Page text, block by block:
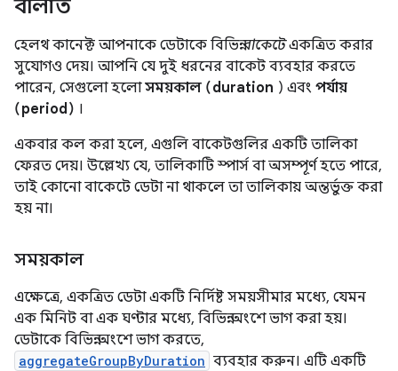
বালতি
হেলথ কানেক্ট আপনাকে ডেটাকে বিভিন্নবাকেটেএকত্রিত করার
সুযোগও দেয়। আপনি যে দুই ধরনের বাকেট ব্যবহার করতে
পারেন, সেগুলো হলোসময়কাল (duration ) এবং পর্যায়
(period) ।
একবার কল করা হলে, এগুলি বাকেটগুলির একটি তালিকা
ফেরত দেয়। উল্লেখ্য যে, তালিকাটি স্পার্স বা অসম্পূর্ণ হতে পারে,
তাই কোনো বাকেটে ডেটা না থাকলে তা তালিকায় অন্তর্ভুক্ত করা
হয় না।
সময়কাল
এক্ষেত্রে, একত্রিত ডেটা একটি নির্দিষ্ট সময়সীমার মধ্যে, যেমন
এক মিনিট বা এক ঘণ্টার মধ্যে, বিভিন্ন অংশে ভাগ করা হয়।
ডেটাকে বিভিন্ন অংশে ভাগ করতে,
aggregateGroupByDuration ব্যবহার করুন। এটি একটি